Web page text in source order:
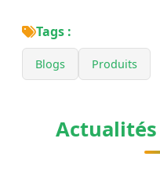
Tags :
Blogs Produits